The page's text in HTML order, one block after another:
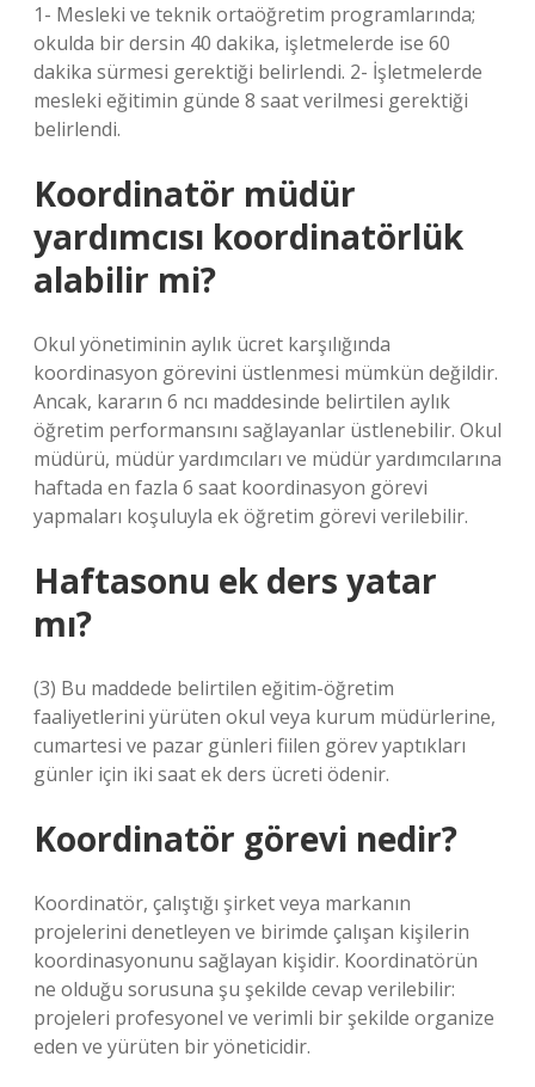
1- Mesleki ve teknik ortaöğretim programlarında;
okulda bir dersin 40 dakika, işletmelerde ise 60
dakika sürmesi gerektiği belirlendi. 2- İşletmelerde
mesleki eğitimin günde 8 saat verilmesi gerektiği
belirlendi.
Koordinatör müdür
yardımcısı koordinatörlük
alabilir mi?
Okul yönetiminin aylık ücret karşılığında
koordinasyon görevini üstlenmesi mümkün değildir.
Ancak, kararın 6 ncı maddesinde belirtilen aylık
öğretim performansını sağlayanlar üstlenebilir. Okul
müdürü, müdür yardımcıları ve müdür yardımcılarına
haftada en fazla 6 saat koordinasyon görevi
yapmaları koşuluyla ek öğretim görevi verilebilir.
Haftasonu ek ders yatar
mı?
(3) Bu maddede belirtilen eğitim-öğretim
faaliyetlerini yürüten okul veya kurum müdürlerine,
cumartesi ve pazar günleri fiilen görev yaptıkları
günler için iki saat ek ders ücreti ödenir.
Koordinatör görevi nedir?
Koordinatör, çalıştığı şirket veya markanın
projelerini denetleyen ve birimde çalışan kişilerin
koordinasyonunu sağlayan kişidir. Koordinatörün
ne olduğu sorusuna şu şekilde cevap verilebilir:
projeleri profesyonel ve verimli bir şekilde organize
eden ve yürüten bir yöneticidir.